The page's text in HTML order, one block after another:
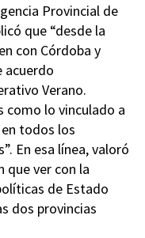
Provincial de
que “desde la
con Córdoba y
acuerdo
Verano.
como lo vinculado a
todos los
En esa línea, valoró
que ver con la
de Estado
dos provincias